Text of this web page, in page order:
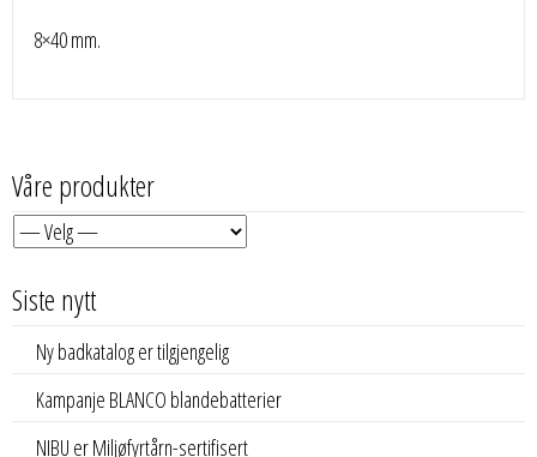
8×40 mm.
Våre produkter
Siste nytt
Ny badkatalog er tilgjengelig
Kampanje BLANCO blandebatterier
NIBU er Miljøfyrtårn-sertifisert